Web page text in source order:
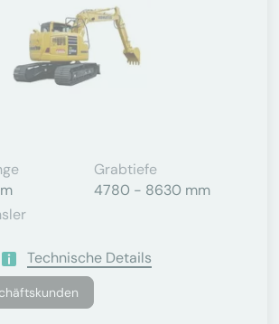
Grabtiefe
4780 - 8630 mm
Technische Details